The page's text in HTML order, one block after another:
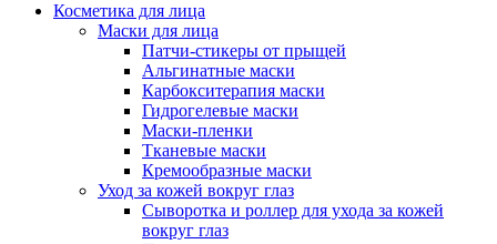
Косметика для лица
Маски для лица
Патчи-стикеры от прыщей
Альгинатные маски
Карбокситерапия маски
Гидрогелевые маски
Маски-пленки
Тканевые маски
Кремообразные маски
Уход за кожей вокруг глаз
Сыворотка и роллер для ухода за кожей
вокруг глаз